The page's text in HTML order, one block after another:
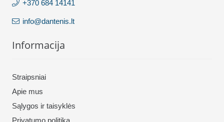
+370 684 14141
info@dantenis.lt
Informacija
Straipsniai
Apie mus
Sąlygos ir taisyklės